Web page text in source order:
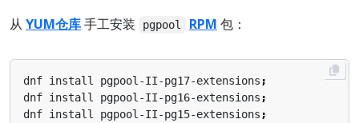
从 YUM仓库手工安装 pgpool RPM 包：
dnf install pgpool-II-pg17-extensions ;
dnf install pgpool-II-pg16-extensions ;
dnf install pgpool-II-pg15-extensions ;